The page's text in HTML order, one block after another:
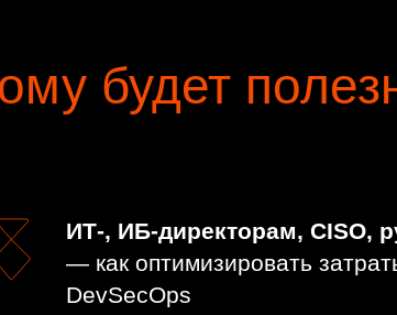
будет
ИТ-, ИБ-директорам, CISO,
— как оптимизировать
DevSecOps